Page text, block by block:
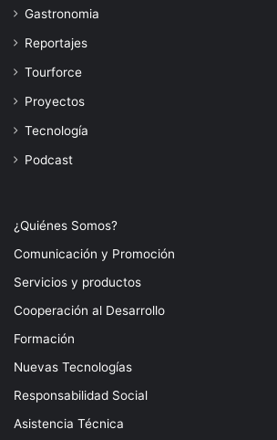
Gastronomia
Reportajes
Tourforce
Proyectos
Tecnología
Podcast
¿Quiénes Somos?
Comunicación y Promoción
Servicios y productos
Cooperación al Desarrollo
Formación
Nuevas Tecnologías
Responsabilidad Social
Asistencia Técnica